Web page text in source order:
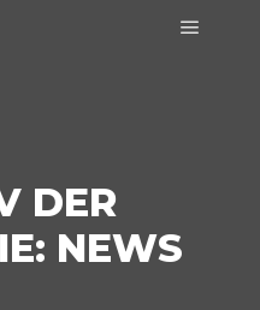
DER
NEWS